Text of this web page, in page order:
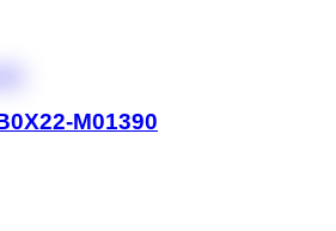
M01390